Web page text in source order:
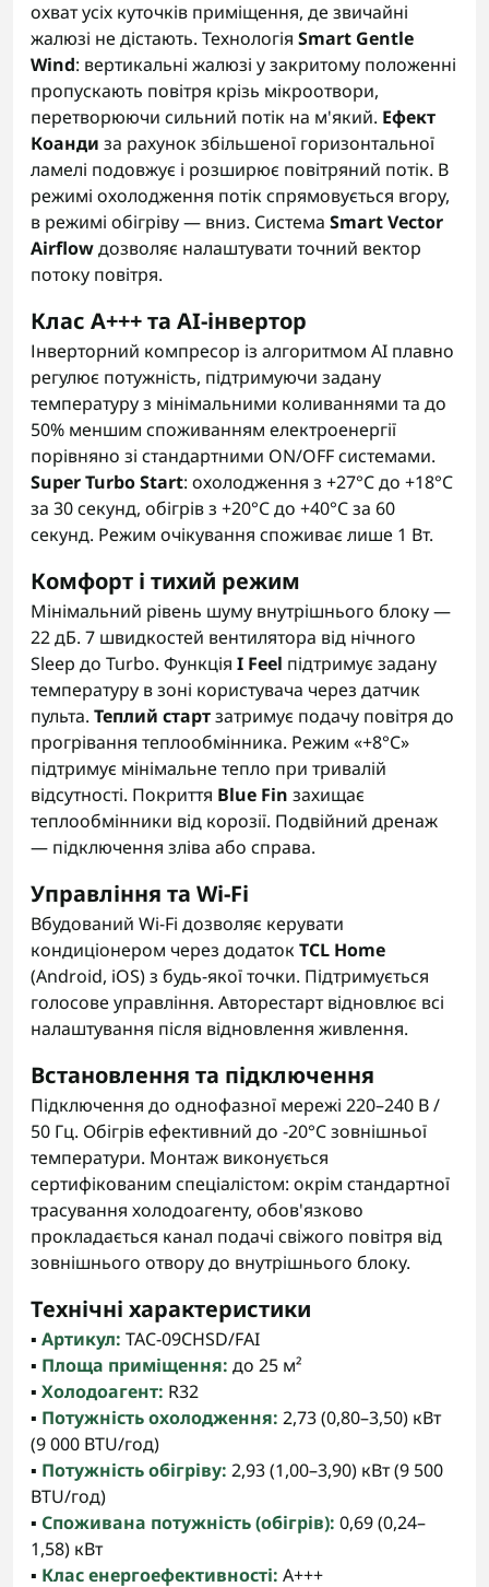
охват усіх куточків приміщення, де звичайні
жалюзі не дістають. Технологія Smart Gentle
Wind: вертикальні жалюзі у закритому положенні
пропускають повітря крізь мікроотвори,
перетворюючи сильний потік на м'який. Ефект
Коанди за рахунок збільшеної горизонтальної
ламелі подовжує і розширює повітряний потік. В
режимі охолодження потік спрямовується вгору,
в режимі обігріву — вниз. Система Smart Vector
Airflowдозволяє налаштувати точний вектор
потоку повітря.
Клас A+++ та AI-інвертор
Інверторний компресор із алгоритмом AI плавно
регулює потужність, підтримуючи задану
температуру з мінімальними коливаннями та до
50% меншим споживанням електроенергії
порівняно зі стандартними ON/OFF системами.
Super Turbo Start: охолодження з +27°C до +18°C
за 30 секунд, обігрів з +20°C до +40°C за 60
секунд. Режим очікування споживає лише 1 Вт.
Комфорт і тихий режим
Мінімальний рівень шуму внутрішнього блоку —
22 дБ. 7 швидкостей вентилятора від нічного
Sleep до Turbo. Функція I Feel підтримує задану
температуру в зоні користувача через датчик
пульта. Теплий стартзатримує подачу повітря до
прогрівання теплообмінника. Режим «+8°C»
підтримує мінімальне тепло при тривалій
відсутності. Покриття Blue Fin захищає
теплообмінники від корозії. Подвійний дренаж
— підключення зліва або справа.
Управління та Wi-Fi
Вбудований Wi-Fi дозволяє керувати
кондиціонером через додатокTCL Home
(Android, iOS) з будь-якої точки. Підтримується
голосове управління. Авторестарт відновлює всі
налаштування після відновлення живлення.
Встановлення та підключення
Підключення до однофазної мережі 220–240 В /
50 Гц. Обігрів ефективний до -20°C зовнішньої
температури. Монтаж виконується
сертифікованим спеціалістом: окрім стандартної
трасування холодоагенту, обов'язково
прокладається канал подачі свіжого повітря від
зовнішнього отвору до внутрішнього блоку.
Технічні характеристики
▪️ Артикул: TAC-09CHSD/FAI
▪️ Площа приміщення: до 25 м²
▪️ Холодоагент: R32
▪️ Потужність охолодження: 2,73 (0,80–3,50) кВт
(9 000 BTU/год)
▪️ Потужність обігріву: 2,93 (1,00–3,90) кВт (9 500
BTU/год)
▪️ Споживана потужність (обігрів): 0,69 (0,24–
1,58) кВт
▪️ Клас енергоефективності: A+++